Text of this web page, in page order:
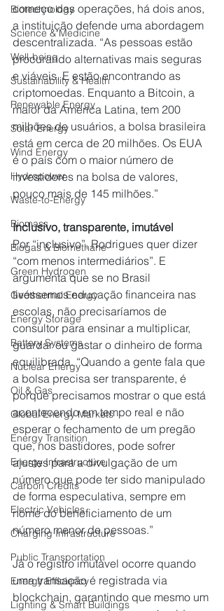
Biotechnology
Science & Medicine
Well-being
Sustainability & Health
Renewable Energy
Solar Energy
Wind Energy
Hydropower
Waste-to-Energy
Biomass
Biogas & Biomethane
Green Hydrogen
Geothermal Energy
Energy Storage
Battery Systems
Nuclear Energy
Oil & Gas
Global Energy Markets
Energy Transition
Energy Infrastructure
Carbon Credits
Electric Vehicles
Charging Infrastructure
Public Transportation
Energy Efficiency
Lighting & Smart Buildings
começo das operações, há dois anos,
a instituição defende uma abordagem
descentralizada. “As pessoas estão
procurando alternativas mais seguras
e viáveis. E estão encontrando as
criptomoedas. Enquanto a Bitcoin, a
maior da América Latina, tem 200
milhões de usuários, a bolsa brasileira
está em cerca de 20 milhões. Os EUA
é o país com o maior número de
investidores na bolsa de valores,
pouco mais de 145 milhões.”
Inclusivo, transparente, imutável
Por “inclusivo”, Rodrigues quer dizer
“com menos intermediários”. E
argumenta que se no Brasil
tivéssemos educação financeira nas
escolas, não precisaríamos de
consultor para ensinar a multiplicar,
guardar ou gastar o dinheiro de forma
equilibrada. “Quando a gente fala que
a bolsa precisa ser transparente, é
porque precisamos mostrar o que está
acontecendo em tempo real e não
esperar o fechamento de um pregão
que, nos bastidores, pode sofrer
ajustes para a divulgação de um
número que pode ter sido manipulado
de forma especulativa, sempre em
nome do beneficiamento de um
número menor de pessoas.”
Já o registro imutável ocorre quando
uma transação é registrada via
blockchain, garantindo que mesmo um